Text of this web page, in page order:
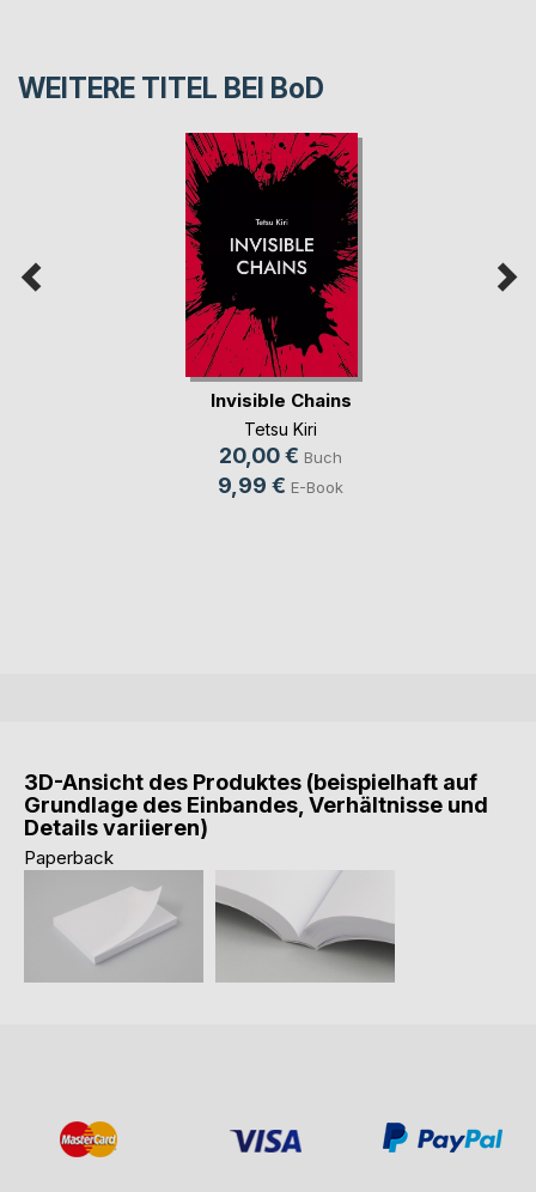
WEITERE TITEL BEI BoD
Invisible Chains
Tetsu Kiri
20,00 € Buch
9,99 € E-Book
3D-Ansicht des Produktes (beispielhaft auf
Grundlage des Einbandes, Verhältnisse und
Details variieren)
Paperback